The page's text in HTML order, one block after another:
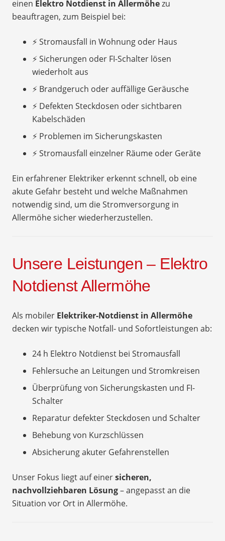
einen Elektro Notdienst in Allermöhezu
beauftragen, zum Beispiel bei:
⚡ Stromausfall in Wohnung oder Haus
⚡ Sicherungen oder FI-Schalter lösen
wiederholt aus
⚡ Brandgeruch oder auffällige Geräusche
⚡ Defekten Steckdosen oder sichtbaren
Kabelschäden
⚡ Problemen im Sicherungskasten
⚡ Stromausfall einzelner Räume oder Geräte
Ein erfahrener Elektriker erkennt schnell, ob eine
akute Gefahr besteht und welche Maßnahmen
notwendig sind, um die Stromversorgung in
Allermöhe sicher wiederherzustellen.
Unsere Leistungen – Elektro
Notdienst Allermöhe
Als mobiler Elektriker-Notdienst in Allermöhe
decken wir typische Notfall- und Sofortleistungen ab:
24 h Elektro Notdienst bei Stromausfall
Fehlersuche an Leitungen und Stromkreisen
Überprüfung von Sicherungskasten und FI-
Schalter
Reparatur defekter Steckdosen und Schalter
Behebung von Kurzschlüssen
Absicherung akuter Gefahrenstellen
Unser Fokus liegt auf einersicheren,
nachvollziehbaren Lösung– angepasst an die
Situation vor Ort in Allermöhe.